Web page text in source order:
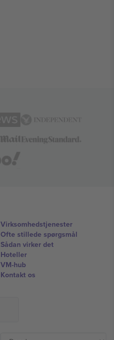
Virksomhedstjenester
Ofte stillede spørgsmål
Sådan virker det
Hoteller
VM-hub
Kontakt os